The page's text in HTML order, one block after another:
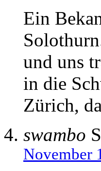
Ein
und uns
in die
Zürich,
swambo
November